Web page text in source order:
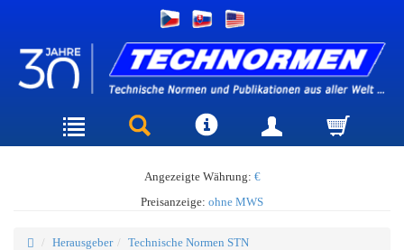
Angezeigte Währung: €
Preisanzeige: ohne MWS
Herausgeber
Technische Normen STN